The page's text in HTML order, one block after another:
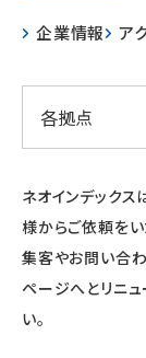
企業情報 ア
各拠点
ネオインデック
様からご依頼を
集客やお問い合
ページへとリニュ
い。